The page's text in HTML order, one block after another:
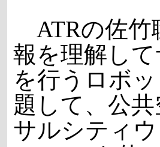
ATRの佐竹
報を理解し
を行うロボ
題して、公
サルシティ